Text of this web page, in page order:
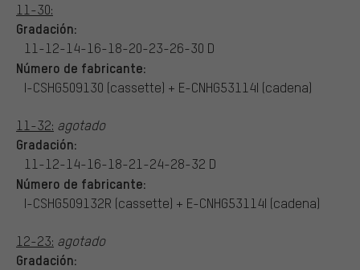
11-30:
Gradación:
11-12-14-16-18-20-23-26-30 D
Número de fabricante:
I-CSHG509130 (cassette) + E-CNHG53114I (cadena)
11-32: agotado
Gradación:
11-12-14-16-18-21-24-28-32 D
Número de fabricante:
I-CSHG509132R (cassette) + E-CNHG53114I (cadena)
12-23: agotado
Gradación: